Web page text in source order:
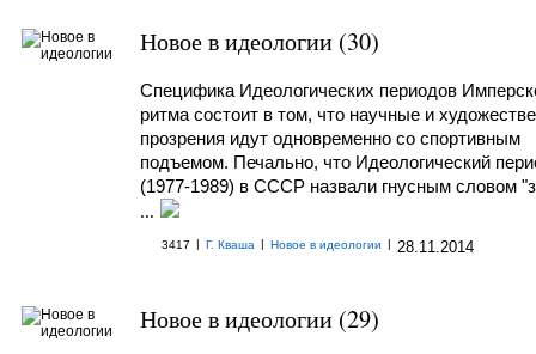
Новое в идеологии (30)
Специфика Идеологических периодов
ритма состоит в том, что научные и
прозрения идут одновременно со спортивным
подъемом. Печально, что Идеологический
(1977-1989) в СССР назвали гнусным словом
...
3417 | Г. Кваша | Новое в идеологии | 28.11.2014
Новое в идеологии (29)